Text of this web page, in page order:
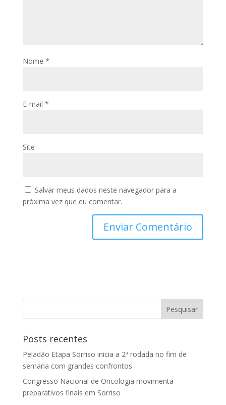
Nome *
E-mail *
Site
Salvar meus dados neste navegador para a
próxima vez que eu comentar.
Posts recentes
Peladão Etapa Sorriso inicia a 2ª rodada no fim de
semana com grandes confrontos
Congresso Nacional de Oncologia movimenta
preparativos finais em Sorriso